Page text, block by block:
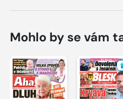
Mohlo by se vám